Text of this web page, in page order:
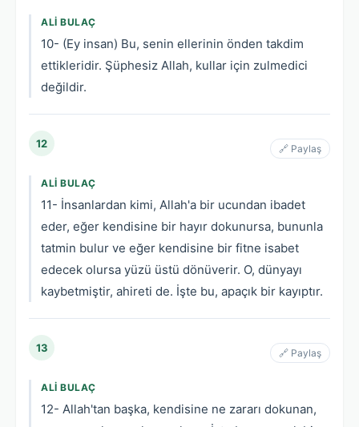
ALI BULAÇ
10- (Ey insan) Bu, senin ellerinin önden takdim
ettikleridir. Şüphesiz Allah, kullar için zulmedici
değildir.
12 🔗 Paylaş
ALI BULAÇ
11- İnsanlardan kimi, Allah'a bir ucundan ibadet
eder, eğer kendisine bir hayır dokunursa, bununla
tatmin bulur ve eğer kendisine bir fitne isabet
edecek olursa yüzü üstü dönüverir. O, dünyayı
kaybetmiştir, ahireti de. İşte bu, apaçık bir kayıptır.
13 🔗 Paylaş
ALI BULAÇ
12- Allah'tan başka, kendisine ne zararı dokunan,